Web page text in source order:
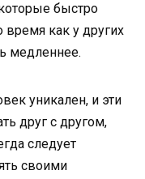
быстро
время как у других
медленнее.
уникален, и эти
друг с другом,
следует
своими